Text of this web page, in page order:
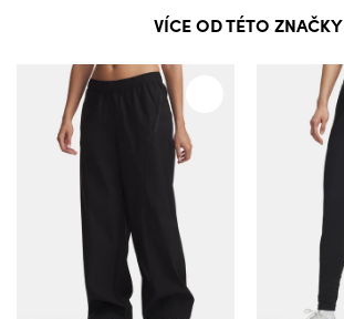
VÍCE OD TÉTO ZNAČKY